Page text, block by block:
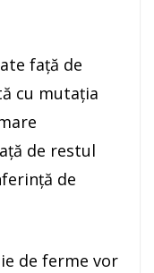
faţă de
cu mutaţia
de restul
de
de ferme vor